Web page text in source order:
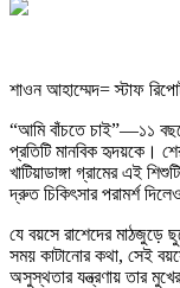
শাওন আহাম্মেদ= স্টাফ
“আমি বাঁচতে চাই”—১১
প্রতিটি মানবিক হৃদয়কে।
খাটিয়াডাঙ্গা গ্রামের এই
দ্রুত চিকিৎসার পরামর্শ
যে বয়সে রাশেদের মাঠজুড়ে
সময় কাটানোর কথা, সেই
অসুস্থতার যন্ত্রণায় তার